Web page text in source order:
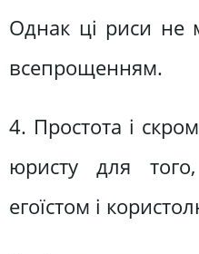
Однак ці риси не
всепрощенням.
4. Простота і
юристу для
егоїстом і